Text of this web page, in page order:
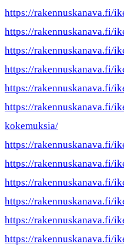
https://rakennuskanava.fi/
https://rakennuskanava.fi/
https://rakennuskanava.fi/
https://rakennuskanava.fi/
https://rakennuskanava.fi/
https://rakennuskanava.fi/
kokemuksia/
https://rakennuskanava.fi/
https://rakennuskanava.fi/
https://rakennuskanava.fi/
https://rakennuskanava.fi/
https://rakennuskanava.fi/
https://rakennuskanava.fi/